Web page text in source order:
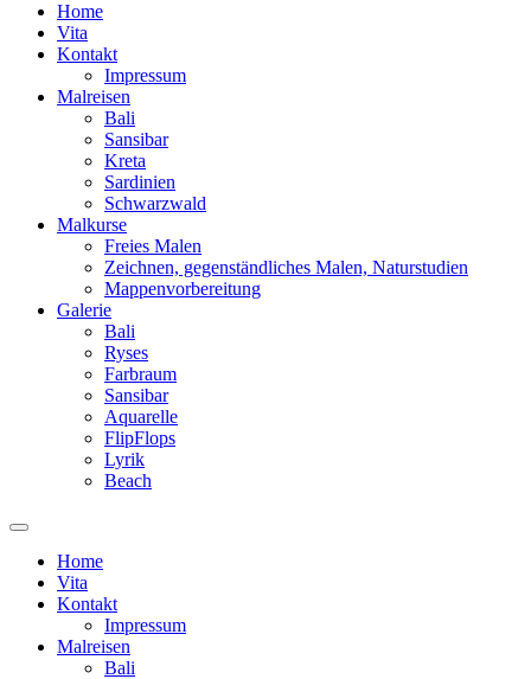
Home
Vita
Kontakt
Impressum
Malreisen
Bali
Sansibar
Kreta
Sardinien
Schwarzwald
Malkurse
Freies Malen
Zeichnen, gegenständliches Malen, Naturstudien
Mappenvorbereitung
Galerie
Bali
Ryses
Farbraum
Sansibar
Aquarelle
FlipFlops
Lyrik
Beach
Home
Vita
Kontakt
Impressum
Malreisen
Bali